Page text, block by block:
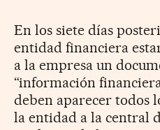
En los siete días
entidad financiera
a la empresa un
“información
deben aparecer todos
la entidad a la central